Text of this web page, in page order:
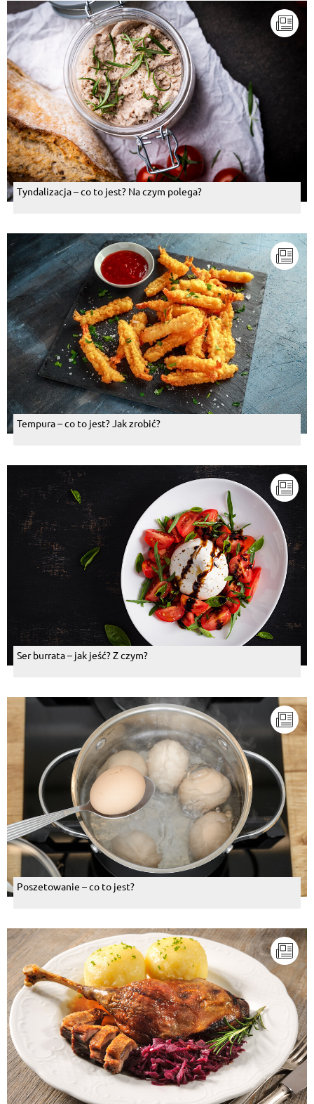
Tyndalizacja – co to jest? Na czym polega?
Tempura – co to jest? Jak zrobić?
Ser burrata – jak jeść? Z czym?
Poszetowanie – co to jest?